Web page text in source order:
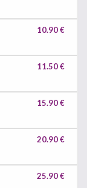
10.90 €
11.50 €
15.90 €
20.90 €
25.90 €